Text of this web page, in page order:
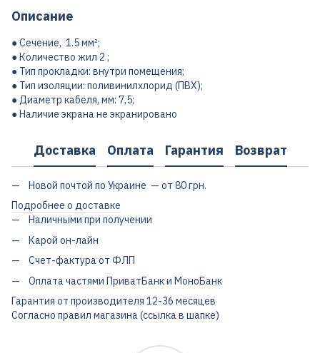
Описание
● Сечение, 1.5 мм²;
● Количество жил 2 ;
● Тип прокладки: внутри помещения;
● Тип изоляции: поливинилхлорид (ПВХ);
● Диаметр кабеля, мм: 7,5;
● Наличие экрана не экранировано
Доставка Оплата Гарантия Возврат
Новой почтой по Украине — от 80 грн.
Подробнее о доставке
Наличными при получении
Карой он-лайн
Счет-фактура от ФЛП
Оплата частями ПриватБанк и МоноБанк
Гарантия от производителя 12-36 месяцев
Согласно правил магазина (ссылка в шапке)